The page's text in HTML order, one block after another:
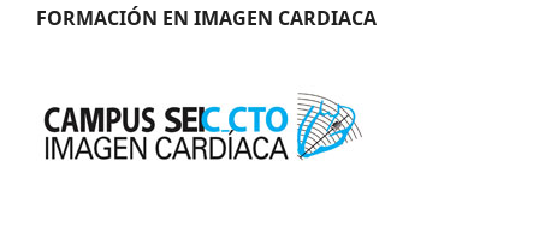
FORMACIÓN EN IMAGEN CARDIACA